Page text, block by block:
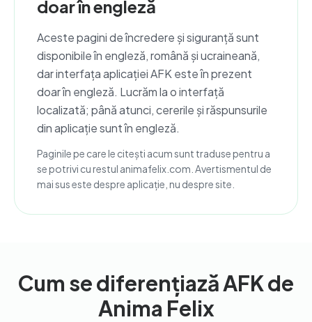
doar în engleză
Aceste pagini de încredere și siguranță sunt
disponibile în engleză, română și ucraineană,
dar interfața aplicației AFK este în prezent
doar în engleză. Lucrăm la o interfață
localizată; până atunci, cererile și răspunsurile
din aplicație sunt în engleză.
Paginile pe care le citești acum sunt traduse pentru a
se potrivi cu restul animafelix.com. Avertismentul de
mai sus este despre aplicație, nu despre site.
Cum se diferențiază AFK de
Anima Felix